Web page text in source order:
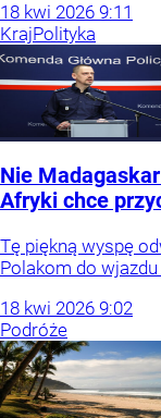
18 kwi 2026 9:11
KrajPolityka
Nie
Afryki chce
Tę piękną wyspę
Polakom do
18 kwi 2026 9:02
Podróże